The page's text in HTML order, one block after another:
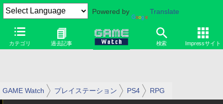
Powered by Translate
カテゴリ 過去記事 検索 Impressサイト
GAME Watch プレイステーション PS4 RPG